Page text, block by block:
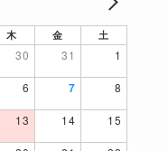
木 金 土
30 31 1
6 7 8
13 14 15